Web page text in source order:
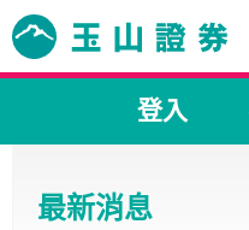
登入
最新消息